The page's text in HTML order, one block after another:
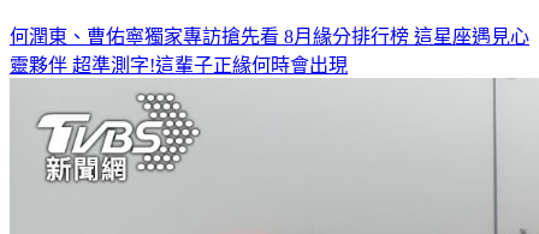
何潤東、曹佑寧獨家專訪搶先看 8月緣分排行榜 這星座遇見心
靈夥伴 超準測字!這輩子正緣何時會出現